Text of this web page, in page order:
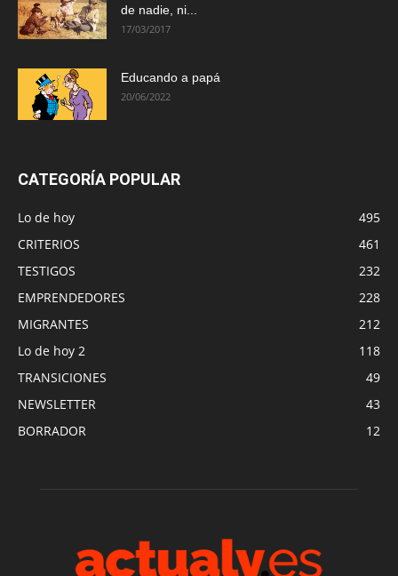
de nadie, ni...
17/03/2017
Educando a papá
20/06/2022
CATEGORÍA POPULAR
Lo de hoy
495
CRITERIOS
461
TESTIGOS
232
EMPRENDEDORES
228
MIGRANTES
212
Lo de hoy 2
118
TRANSICIONES
49
NEWSLETTER
43
BORRADOR
12